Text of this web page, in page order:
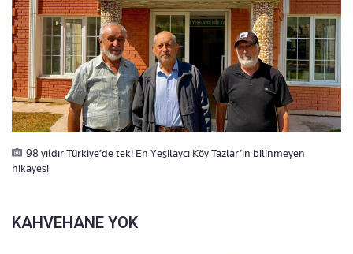
98 yıldır Türkiye’de tek! En Yeşilaycı Köy Tazlar’ın bilinmeyen
hikayesi
KAHVEHANE YOK